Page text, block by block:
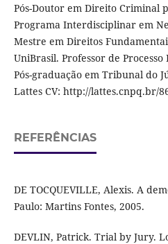
Pós-Doutor em Direito Criminal
Programa Interdisciplinar em
Mestre em Direitos
UniBrasil. Professor de
Pós-graduação em Tribunal do
Lattes CV: http://lattes.cnpq.br/
REFERÊNCIAS
DE TOCQUEVILLE, Alexis. A
Paulo: Martins Fontes, 2005.
DEVLIN, Patrick. Trial by Jury.